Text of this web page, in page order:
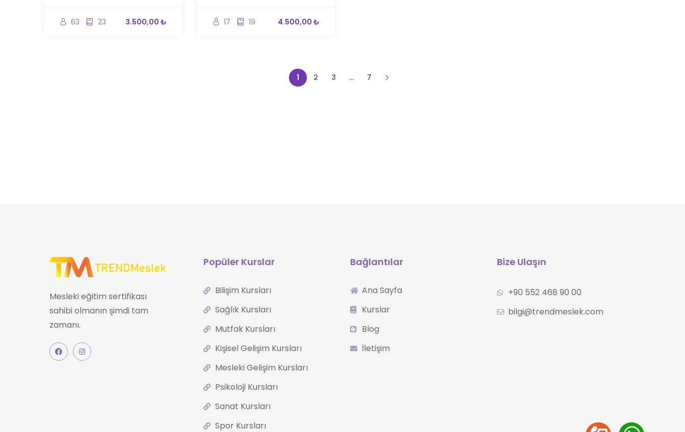
63 23 3.500,00 ₺ 17 19 4.500,00 ₺
1 2 3 … 7
Mesleki eğitim sertifikası
sahibi olmanın şimdi tam
zamanı.
Popüler Kurslar
Bilişim Kursları
Sağlık Kursları
Mutfak Kursları
Kişisel Gelişim Kursları
Mesleki Gelişim Kursları
Psikoloji Kursları
Sanat Kursları
Spor Kursları
Bağlantılar
Ana Sayfa
Kurslar
Blog
İletişim
Bize Ulaşın
+90 552 468 90 00
bilgi@trendmeslek.com